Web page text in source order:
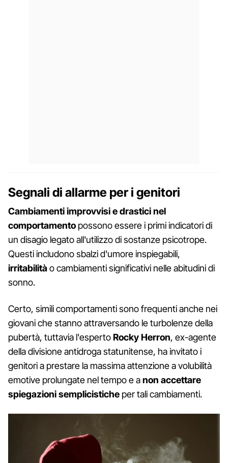
Segnali di allarme per i genitori
Cambiamenti improvvisi e drastici nel
comportamento possono essere i primi indicatori di
un disagio legato all'utilizzo di sostanze psicotrope.
Questi includono sbalzi d'umore inspiegabili,
irritabilitào cambiamenti significativi nelle abitudini di
sonno.
Certo, simili comportamenti sono frequenti anche nei
giovani che stanno attraversando le turbolenze della
pubertà, tuttavia l'espertoRocky Herron, ex-agente
della divisione antidroga statunitense, ha invitato i
genitori a prestare la massima attenzione a volubilità
emotive prolungate nel tempo e anon accettare
spiegazioni semplicistiche per tali cambiamenti.